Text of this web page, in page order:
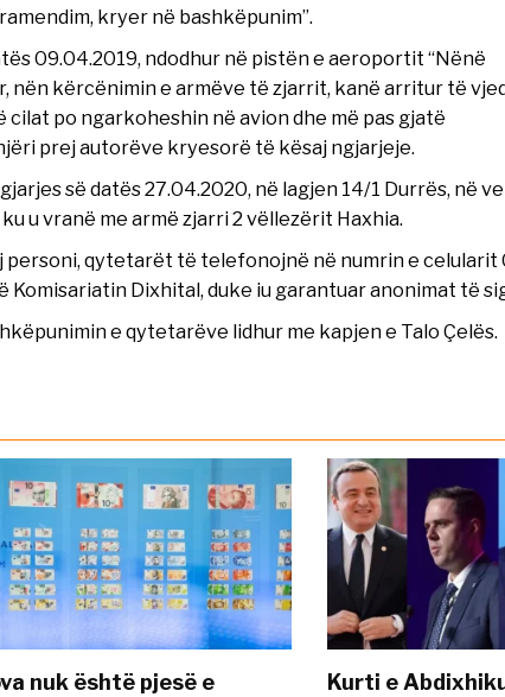
kryer në bashkëpunim”.
09.04.2019, ndodhur në pistën e aeroportit “Nënë
nën kërcënimin e armëve të zjarrit, kanë arritur të
po ngarkoheshin në avion dhe më pas gjatë
prej autorëve kryesorë të kësaj ngjarjeje.
së datës 27.04.2020, në lagjen 14/1 Durrës, në
u vranë me armë zjarri 2 vëllezërit Haxhia.
personi, qytetarët të telefonojnë në numrin e celularit
Komisariatin Dixhital, duke iu garantuar anonimat të
e qytetarëve lidhur me kapjen e Talo Çelës.
nuk është pjesë e
Kurti e